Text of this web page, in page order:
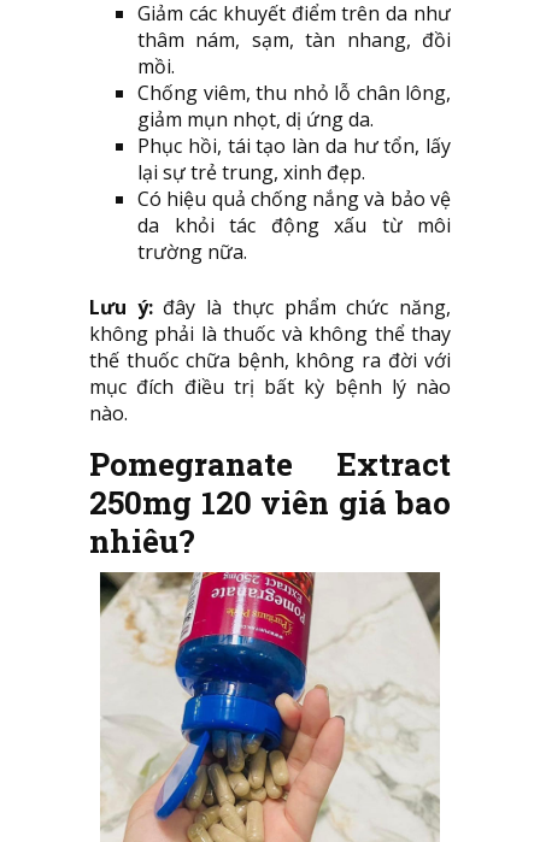
Giảm các khuyết điểm trên da như
thâm nám, sạm, tàn nhang, đồi
mồi.
Chống viêm, thu nhỏ lỗ chân lông,
giảm mụn nhọt, dị ứng da.
Phục hồi, tái tạo làn da hư tổn, lấy
lại sự trẻ trung, xinh đẹp.
Có hiệu quả chống nắng và bảo vệ
da khỏi tác động xấu từ môi
trường nữa.
Lưu ý:đây là thực phẩm chức năng,
không phải là thuốc và không thể thay
thế thuốc chữa bệnh, không ra đời với
mục đích điều trị bất kỳ bệnh lý nào
nào.
Pomegranate Extract
250mg 120 viên giá bao
nhiêu?